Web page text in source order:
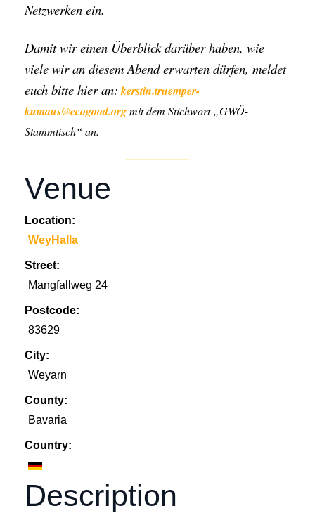
Netzwerken ein.
Damit wir einen Überblick darüber haben, wie
viele wir an diesem Abend erwarten dürfen, meldet
euch bitte hier an: kerstin.truemper-
kumaus@ecogood.orgmit dem Stichwort „GWÖ-
Stammtisch“ an.
Venue
Location:
WeyHalla
Street:
Mangfallweg 24
Postcode:
83629
City:
Weyarn
County:
Bavaria
Country:
Description